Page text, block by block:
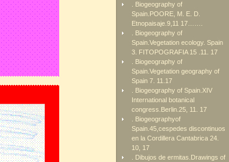
. Biogeography of
Spain.POORE, M. E. D.
Etnopaisaje.9,11 17…….
. Biogeography of
Spain.Vegetation ecology. Spain
3. FITOPOGRAFIA 15 .11. 17
. Biogeography of
Spain.Vegetation geography of
Spain 7. 11.17
. Biogeography of Spain.XIV
International botanical
congress.Berlin.25, 11. 17
. Biogeographyof
Spain.45,cespedes discontinuos
en la Cordillera Cantabrica 24.
10, 17
. Dibujos de ermitas.Drawings of